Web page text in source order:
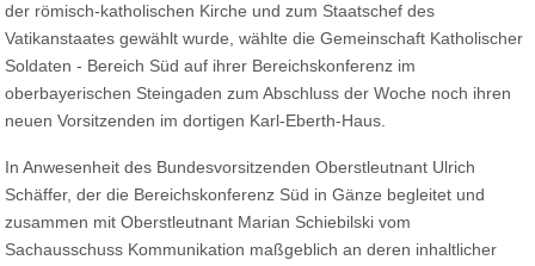
der römisch-katholischen Kirche und zum Staatschef des
Vatikanstaates gewählt wurde, wählte die Gemeinschaft Katholischer
Soldaten - Bereich Süd auf ihrer Bereichskonferenz im
oberbayerischen Steingaden zum Abschluss der Woche noch ihren
neuen Vorsitzenden im dortigen Karl-Eberth-Haus.
In Anwesenheit des Bundesvorsitzenden Oberstleutnant Ulrich
Schäffer, der die Bereichskonferenz Süd in Gänze begleitet und
zusammen mit Oberstleutnant Marian Schiebilski vom
Sachausschuss Kommunikation maßgeblich an deren inhaltlicher